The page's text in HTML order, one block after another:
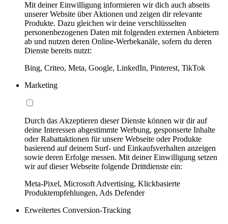
Mit deiner Einwilligung informieren wir dich auch abseits
unserer Website über Aktionen und zeigen dir relevante
Produkte. Dazu gleichen wir deine verschlüsselten
personenbezogenen Daten mit folgenden externen Anbietern
ab und nutzen deren Online-Werbekanäle, sofern du deren
Dienste bereits nutzt:
Bing, Criteo, Meta, Google, LinkedIn, Pinterest, TikTok
Marketing
Durch das Akzeptieren dieser Dienste können wir dir auf
deine Interessen abgestimmte Werbung, gesponserte Inhalte
oder Rabattaktionen für unsere Webseite oder Produkte
basierend auf deinem Surf- und Einkaufsverhalten anzeigen
sowie deren Erfolge messen. Mit deiner Einwilligung setzen
wir auf dieser Webseite folgende Drittdienste ein:
Meta-Pixel, Microsoft Advertising, Klickbasierte
Produktempfehlungen, Ads Defender
Erweitertes Conversion-Tracking